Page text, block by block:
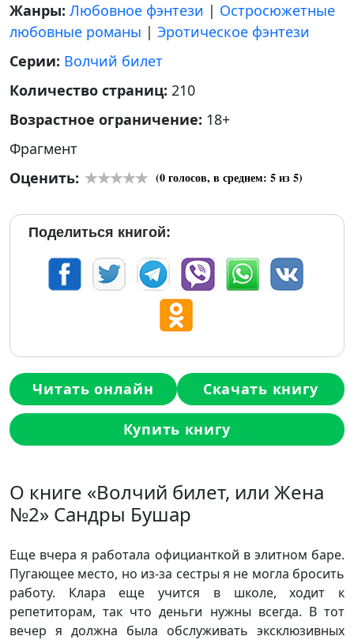
Жанры: Любовное фэнтези | Остросюжетные
любовные романы | Эротическое фэнтези
Серии: Волчий билет
Количество страниц: 210
Возрастное ограничение: 18+
Фрагмент
Оценить:
(0голосов, в среднем: 5из 5)
Поделиться книгой:
Читать онлайн Скачать книгу
Купить книгу
О книге «Волчий билет, или Жена
№2» Сандры Бушар
Еще вчера я работала официанткой в элитном баре.
Пугающее место, но из-за сестры я не могла бросить
работу. Клара еще учится в школе, ходит к
репетиторам, так что деньги нужны всегда. В тот
вечер я должна была обслуживать эксклюзивных